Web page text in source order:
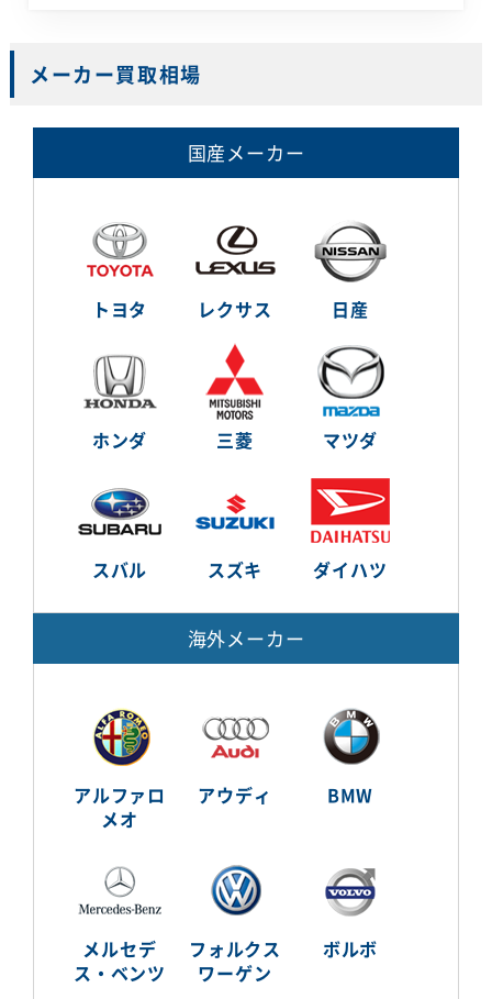
メーカー買取相場
国産メーカー
トヨタ レクサス 日産
ホンダ 三菱 マツダ
スバル スズキ ダイハツ
海外メーカー
アルファロ
メオ
アウディ BMW
メルセデ
ス・ベンツ
フォルクス
ワーゲン
ボルボ